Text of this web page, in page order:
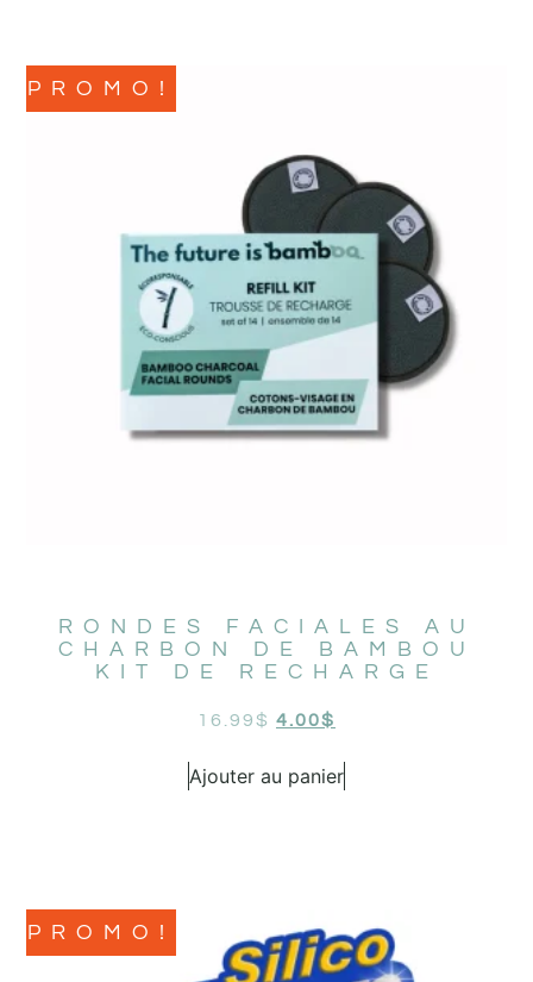
PROMO!
RONDES FACIALES AU
CHARBON DE BAMBOU
KIT DE RECHARGE
16.99$ 4.00$
Ajouter au panier
PROMO!